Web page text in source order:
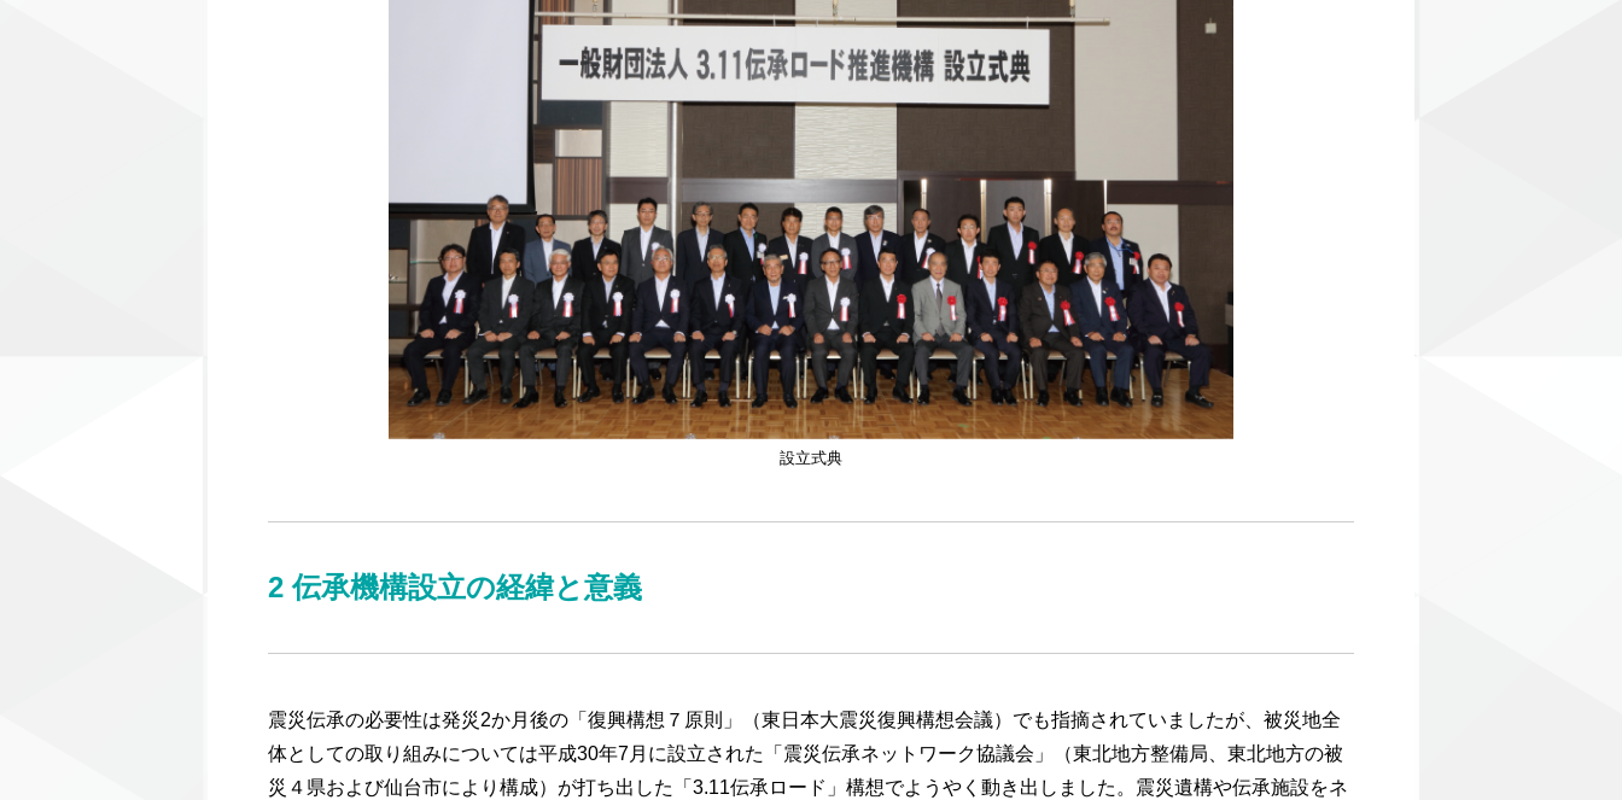
設立式典
2 伝承機構設立の経緯と意義
震災伝承の必要性は発災2か月後の「復興構想７原則」（東日本大震災復興構想会議）でも指摘されていましたが、被災地全
体としての取り組みについては平成30年7月に設立された「震災伝承ネットワーク協議会」（東北地方整備局、東北地方の被
災４県および仙台市により構成）が打ち出した「3.11伝承ロード」構想でようやく動き出しました。震災遺構や伝承施設をネ